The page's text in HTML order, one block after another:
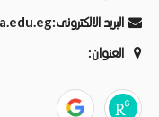
البريد الالكترونى:
العنوان: